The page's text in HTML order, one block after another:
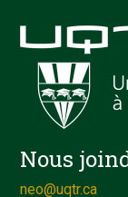
Nous
neo@uqtr.ca